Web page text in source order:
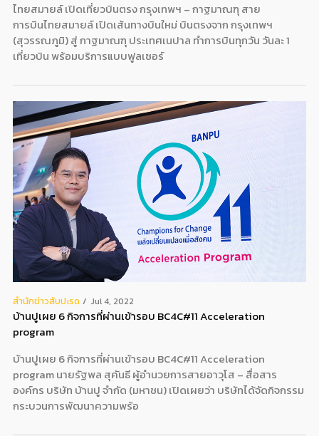
ไทยสมายล์ เปิดเที่ยวบินตรง กรุงเทพฯ – กาฐมาณฑุ สาย
การบินไทยสมายล์ เปิดเส้นทางบินใหม่ บินตรงจาก กรุงเทพฯ
(สุวรรณภูมิ) สู่ กาฐมาณฑุ ประเทศเนปาล ทำการบินทุกวัน วันละ 1
เที่ยวบิน พร้อมบริการแบบฟูลเซอร์
สํานักข่าวสับปะรด Jul 4, 2022
บ้านปูเผย 6 กิจการที่ผ่านเข้ารอบ BC4C#11 Acceleration
program
บ้านปูเผย 6 กิจการที่ผ่านเข้ารอบ BC4C#11 Acceleration
program นายรัฐพล สุคันธี ผู้อำนวยการสายอาวุโส – สื่อสาร
องค์กร บริษัท บ้านปู จำกัด (มหาชน) เปิดเผยว่า บริษัทได้จัดกิจกรรม
กระบวนการพัฒนาความพร้อ